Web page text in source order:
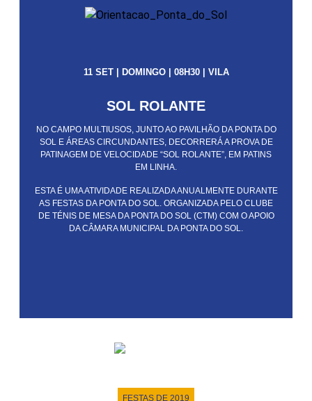
11 SET | DOMINGO | 08H30 | VILA
SOL ROLANTE
NO CAMPO MULTIUSOS, JUNTO AO PAVILHÃO DA PONTA DO
SOL E ÁREAS CIRCUNDANTES, DECORRERÁ A PROVA DE
PATINAGEM DE VELOCIDADE “SOL ROLANTE”, EM PATINS
EM LINHA.
ESTA É UMA ATIVIDADE REALIZADA ANUALMENTE DURANTE
AS FESTAS DA PONTA DO SOL. ORGANIZADA PELO CLUBE
DE TÉNIS DE MESA DA PONTA DO SOL (CTM) COM O APOIO
DA CÂMARA MUNICIPAL DA PONTA DO SOL.
FESTAS DE 2019